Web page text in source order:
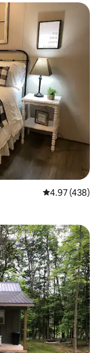
Calificación
4.97 (438)